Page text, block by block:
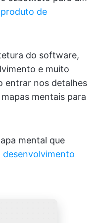
produto de
do software,
e muito
entrar nos detalhes
mentais para
mental que
desenvolvimento